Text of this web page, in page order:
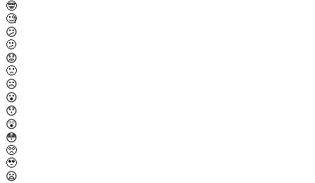
🤓
🧐
😕
🫤
😟
🙁
☹️
😮
😯
😲
😳
🥺
🥹
😦